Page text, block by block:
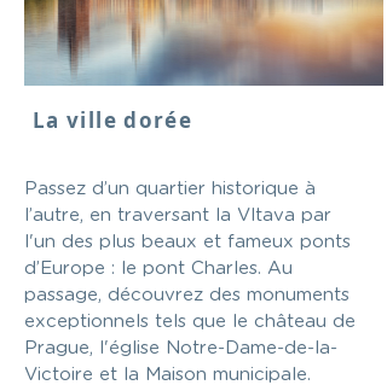
La ville dorée
Passez d’un quartier historique à
l’autre, en traversant la Vltava par
l'un des plus beaux et fameux ponts
d’Europe : le pont Charles. Au
passage, découvrez des monuments
exceptionnels tels que le château de
Prague, l'église Notre-Dame-de-la-
Victoire et la Maison municipale.